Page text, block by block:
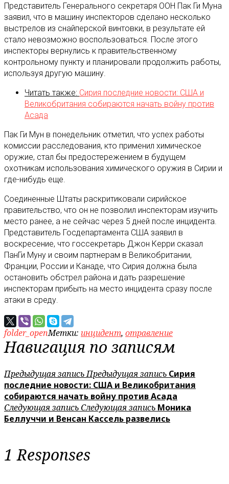
Представитель Генерального секретаря ООН Пак Ги Муна
заявил, что в машину инспекторов сделано несколько
выстрелов из снайперской винтовки, в результате ей
стало невозможно воспользоваться. После этого
инспекторы вернулись к правительственному
контрольному пункту и планировали продолжить работы,
используя другую машину.
Читать также: Сирия последние новости: США и
Великобритания собираются начать войну против
Асада
Пак Ги Мун в понедельник отметил, что успех работы
комиссии расследования, кто применил химическое
оружие, стал бы предостережением в будущем
охотникам использования химического оружия в Сирии и
где-нибудь еще.
Соединенные Штаты раскритиковали сирийское
правительство, что он не позволил инспекторам изучить
место ранее, а не сейчас через 5 дней после инцидента.
Представитель Госдепартамента США заявил в
воскресение, что госсекретарь Джон Керри сказал
ПанГи Муну и своим партнерам в Великобритании,
Франции, России и Канаде, что Сирия должна была
остановить обстрел района и дать разрешение
инспекторам прибыть на место инцидента сразу после
атаки в среду.
folder_openМетки: инцидент, отравление
Навигация по записям
Предыдущая записьПредыдущая запись Сирия
последние новости: США и Великобритания
собираются начать войну против Асада
Следующая запись Следующая запись Моника
Беллуччи и Венсан Кассель развелись
1 Responses